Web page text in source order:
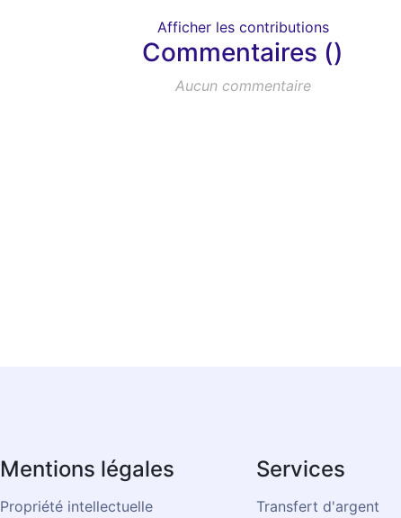
Afficher les contributions
Commentaires ()
Aucun commentaire
Mentions légales
Propriété intellectuelle
Services
Transfert d'argent